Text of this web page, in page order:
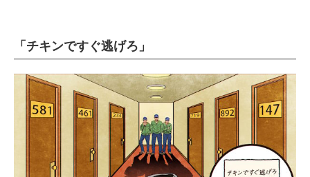
企業向けIT製品の総合サイト
製造業のIT導入・活用を支援
モノづくり技術者専門サイト
エレクトロニクス専門サイト
「チキンですぐ逃げろ」